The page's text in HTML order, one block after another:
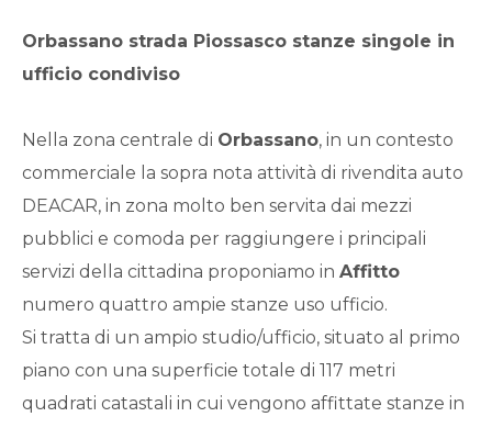
Orbassano strada Piossasco stanze singole in
ufficio condiviso
Nella zona centrale di Orbassano, in un contesto
commerciale la sopra nota attività di rivendita auto
DEACAR, in zona molto ben servita dai mezzi
pubblici e comoda per raggiungere i principali
servizi della cittadina proponiamo inAffitto
numero quattro ampie stanze uso ufficio.
Si tratta di un ampio studio/ufficio, situato al primo
piano con una superficie totale di 117 metri
quadrati catastali in cui vengono affittate stanze in
4
5
5+